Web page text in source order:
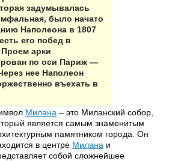
задумывалась
было начато
Наполеона в 1807
его побед в
арки
по оси Париж —
нее Наполеон
въехать в
Милана – это Миланский собор,
является самым знаменитым
памятником города. Он
в центре Милана и
собой сложнейшее